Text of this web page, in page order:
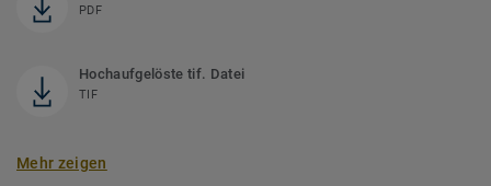
PDF
Hochaufgelöste tif. Datei
TIF
Mehr zeigen